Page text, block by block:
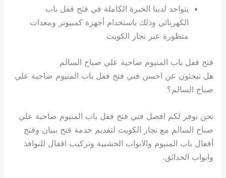
يتواجد لدينا الخبرة الكاملة في فتح قفل باب
الكهربائي وذلك باستخدام أجهزة كمبيوتر ومعدات
متطورة عبر نجار الكويت
فتح قفل باب المنيوم ضاحية علي صباح السالم
هل تبحثون عن احسن فني فتح قفل باب المنيوم ضاحية علي
صباح السالم؟
نحن نوفر لكم افضل فني فتح قفل باب المنيوم ضاحية علي
صباح السالم مع نجار الكويت لتقديم خدمة فتح ببيان وفتح
أقفال باب المنيوم والابواب الخشبية وتركيب اقفال للنوافذ
وابواب الحدائق.